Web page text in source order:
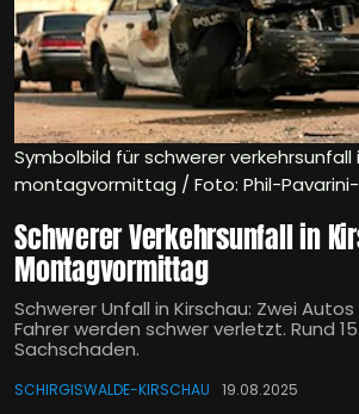
Symbolbild für schwerer verkehrsunfall
montagvormittag / Foto: Phil-
Schwerer Verkehrsunfall in
Montagvormittag
Schwerer Unfall in Kirschau: Zwei
Fahrer werden schwer verletzt. Rund
Sachschaden.
SCHIRGISWALDE-KIRSCHAU 19.08.2025